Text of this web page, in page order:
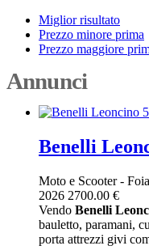
Miglior risultato
Prezzo minore prima
Prezzo maggiore
Annunci
Benelli
Moto e Scooter-
2026 2700.00 €
Vendo Benelli
bauletto, paramani,
porta attrezzi givi